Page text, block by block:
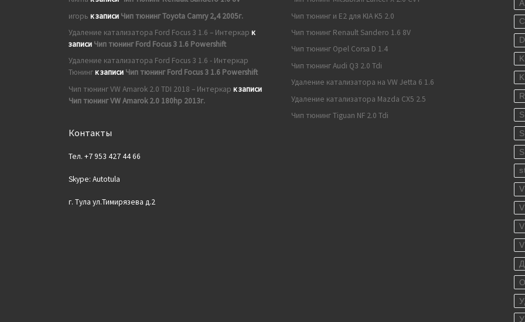
игорь к записи Чип тюнинг Toyota Camry 2,4 2005г.
Удаление катализатора Ford Focus 3 1.6 – Интеркар к
записи Чип тюнинг Ford Focus 3 1.6 Powershift
Удаление катализатора Ford Focus 3 1.6 - Интеркар
Тюнингк записи Чип тюнинг Ford Focus 3 1.6 Powershift
Чип тюнинг VW Amarok 2.0 TDI 2018 – Интеркар к записи
Чип тюнинг VW Amarok 2.0 180hp 2013г.
Контакты
Тел. +7 953 427 44 66
Skype: Autotula
г. Тула ул.Тимирязева д.2
Чип тюнинг и E2 для KIA K5 2.0
Чип тюнинг Renault Sandero 1.6 8V
Чип тюнинг Opel Corsa D 1.4
Чип тюнинг Audi Q3 2.0 Tdi
Удаление катализатора на VW Jetta 6 1.6
Удаление катализатора Mazda CX5 2.5
Чип тюнинг Tiguan NF 2.0 Tdi